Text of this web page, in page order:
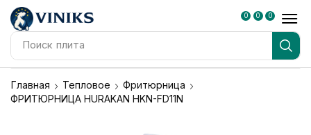
Поиск плита
0 0 0
Главная Тепловое
Фритюрница
ФРИТЮРНИЦА HURAKAN HKN-FD11N